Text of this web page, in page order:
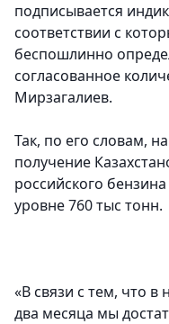
подписывается
соответствии с
беспошлинно
согласованное
Мирзагалиев.
Так, по его словам,
получение
российского
уровне 760 тыс тонн.
«В связи с тем, что в
два месяца мы